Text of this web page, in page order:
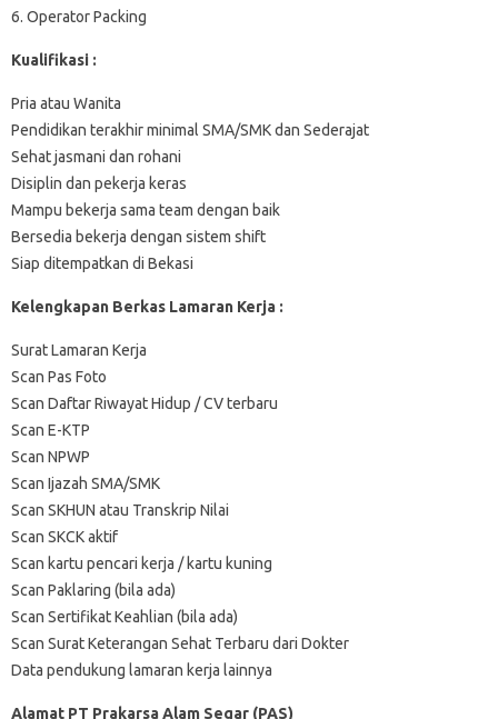
6. Operator Packing
Kualifikasi :
Pria atau Wanita
Pendidikan terakhir minimal SMA/SMK dan Sederajat
Sehat jasmani dan rohani
Disiplin dan pekerja keras
Mampu bekerja sama team dengan baik
Bersedia bekerja dengan sistem shift
Siap ditempatkan di Bekasi
Kelengkapan Berkas Lamaran Kerja :
Surat Lamaran Kerja
Scan Pas Foto
Scan Daftar Riwayat Hidup / CV terbaru
Scan E-KTP
Scan NPWP
Scan Ijazah SMA/SMK
Scan SKHUN atau Transkrip Nilai
Scan SKCK aktif
Scan kartu pencari kerja / kartu kuning
Scan Paklaring (bila ada)
Scan Sertifikat Keahlian (bila ada)
Scan Surat Keterangan Sehat Terbaru dari Dokter
Data pendukung lamaran kerja lainnya
Alamat PT Prakarsa Alam Segar (PAS)